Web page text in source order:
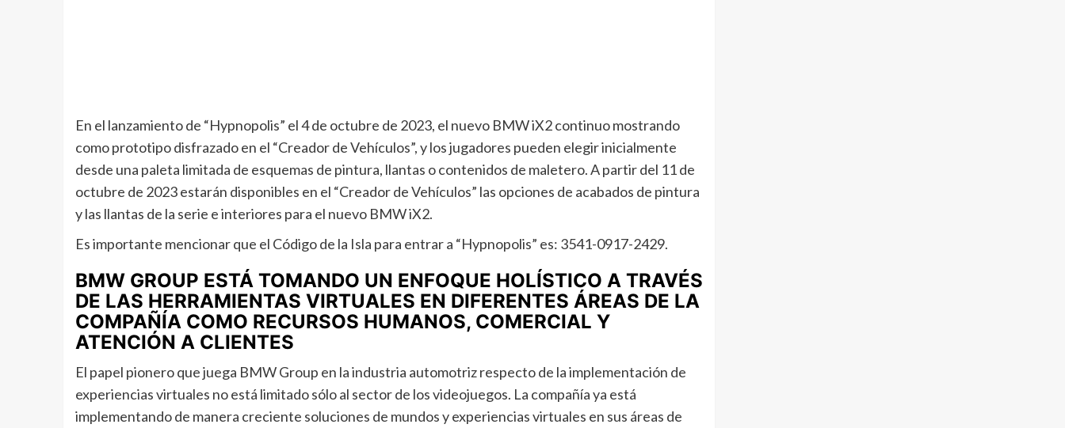
En el lanzamiento de “Hypnopolis” el 4 de octubre de 2023, el nuevo BMW iX2 continuo mostrando
como prototipo disfrazado en el “Creador de Vehículos”, y los jugadores pueden elegir inicialmente
desde una paleta limitada de esquemas de pintura, llantas o contenidos de maletero. A partir del 11 de
octubre de 2023 estarán disponibles en el “Creador de Vehículos” las opciones de acabados de pintura
y las llantas de la serie e interiores para el nuevo BMW iX2.
Es importante mencionar que el Código de la Isla para entrar a “Hypnopolis” es: 3541-0917-2429.
BMW GROUP ESTÁ TOMANDO UN ENFOQUE HOLÍSTICO A TRAVÉS
DE LAS HERRAMIENTAS VIRTUALES EN DIFERENTES ÁREAS DE LA
COMPAÑÍA COMO RECURSOS HUMANOS, COMERCIAL Y
ATENCIÓN A CLIENTES
El papel pionero que juega BMW Group en la industria automotriz respecto de la implementación de
experiencias virtuales no está limitado sólo al sector de los videojuegos. La compañía ya está
implementando de manera creciente soluciones de mundos y experiencias virtuales en sus áreas de